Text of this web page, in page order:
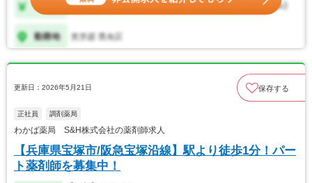
更新日：2026年5月21日 保存する
正社員 調剤薬局
わかば薬局 S&H株式会社の薬剤師求人
【兵庫県宝塚市/阪急宝塚沿線】駅より徒歩1分！パー
ト薬剤師を募集中！